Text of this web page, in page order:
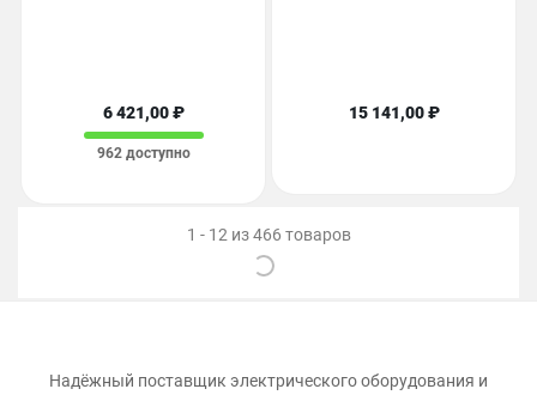
6 421,00 ₽
962 доступно
15 141,00 ₽
1 - 12 из 466 товаров
Надёжный поставщик электрического оборудования и